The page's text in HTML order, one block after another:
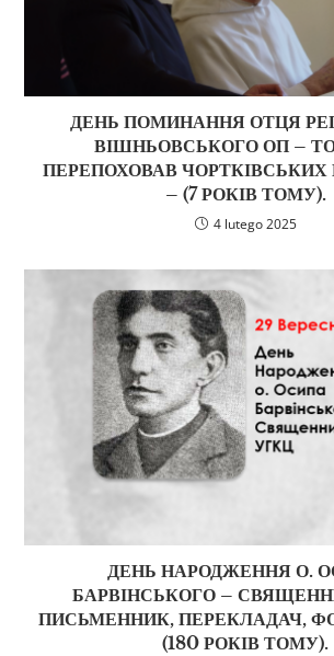
ДЕНЬ ПОМИНАННЯ ОТЦЯ
ВІШНЬОВСЬКОГО ОП –
ПЕРЕПОХОВАВ ЧОРТКІВСЬКИХ
– (7 РОКІВ ТОМУ).
4 lutego 2025
ДЕНЬ НАРОДЖЕННЯ О.
БАРВІНСЬКОГО –
ПИСЬМЕННИК, ПЕРЕКЛАДАЧ,
(180 РОКІВ ТОМУ).